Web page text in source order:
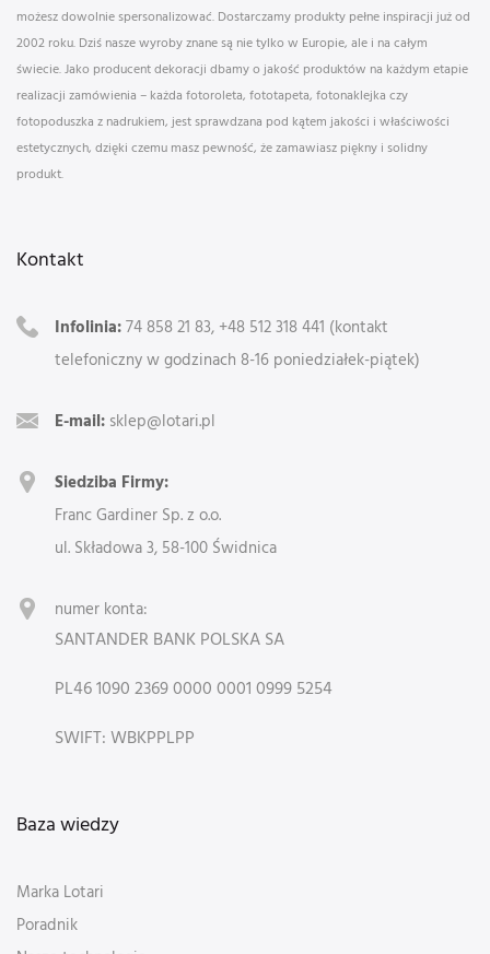
możesz dowolnie spersonalizować. Dostarczamy produkty pełne inspiracji już od
2002 roku. Dziś nasze wyroby znane są nie tylko w Europie, ale i na całym
świecie. Jako producent dekoracji dbamy o jakość produktów na każdym etapie
realizacji zamówienia – każda fotoroleta, fototapeta, fotonaklejka czy
fotopoduszka z nadrukiem, jest sprawdzana pod kątem jakości i właściwości
estetycznych, dzięki czemu masz pewność, że zamawiasz piękny i solidny
produkt.
Kontakt
Infolinia:74 858 21 83, +48 512 318 441 (kontakt
telefoniczny w godzinach 8-16 poniedziałek-piątek)
E-mail: sklep@lotari.pl
Siedziba Firmy:
Franc Gardiner Sp. z o.o.
ul. Składowa 3, 58-100 Świdnica
numer konta:
SANTANDER BANK POLSKA SA
PL46 1090 2369 0000 0001 0999 5254
SWIFT: WBKPPLPP
Baza wiedzy
Marka Lotari
Poradnik